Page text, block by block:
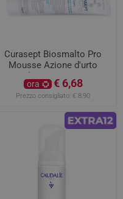
Curasept Biosmalto Pro
Mousse Azione d'urto
Carie, Abrasione e Erosione
Gusto Menta 50ml
ora € 6,68
Prezzo consigliato: € 8,90